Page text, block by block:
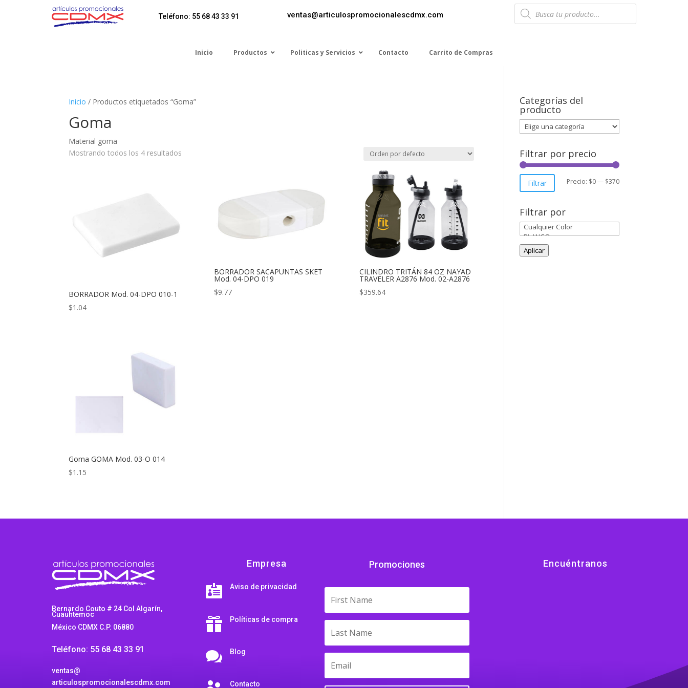
Teléfono: 55 68 43 33 91 ventas@articulospromocionalescdmx.com
Products
search
Inicio Productos Politicas y Servicios Contacto Carrito de Compras
Inicio / Productos etiquetados “Goma”
Goma
Material goma
Mostrando todos los 4 resultados
BORRADOR Mod. 04-DPO 010-1
$1.04
BORRADOR SACAPUNTAS SKET
Mod. 04-DPO 019
$9.77
CILINDRO TRITÁN 84 OZ NAYAD
TRAVELER A2876 Mod. 02-A2876
$359.64
Goma GOMA Mod. 03-O 014
$1.15
Categorías del
producto
Filtrar por precio
Precio
Precio
Filtrar Precio: $0— $370
Filtrar por
Aplicar
Bernardo Couto # 24 Col Algarín,
Cuauhtemoc
México CDMX C.P. 06880
Teléfono: 55 68 43 33 91
ventas@
articulospromocionalescdmx.com
Empresa
 Aviso de privacidad
 Políticas de compra
 Blog
Contacto
Promociones Encuéntranos